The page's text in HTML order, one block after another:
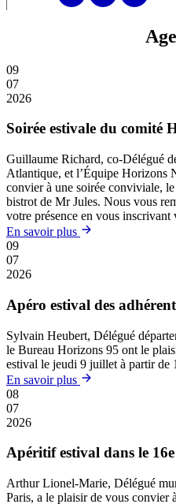
09
07
2026
Soirée estivale du comité
Guillaume Richard, co-Délégué
Atlantique, et l’Équipe Horizons
convier à une soirée conviviale,
bistrot de Mr Jules. Nous vous
votre présence en vous
En savoir plus
09
07
2026
Apéro estival des
Sylvain Heubert, Délégué
le Bureau Horizons 95 ont le
estival le jeudi 9 juillet à partir de
En savoir plus
08
07
2026
Apéritif estival dans le
Arthur Lionel-Marie, Délégué
Paris, a le plaisir de vous convier